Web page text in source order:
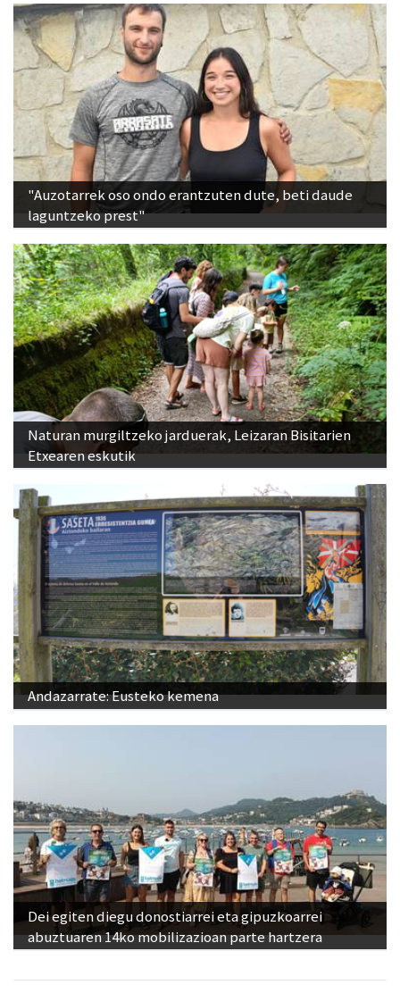
"Auzotarrek oso ondo erantzuten dute, beti daude
laguntzeko prest"
Naturan murgiltzeko jarduerak, Leizaran Bisitarien
Etxearen eskutik
Andazarrate: Eusteko kemena
Dei egiten diegu donostiarrei eta gipuzkoarrei
abuztuaren 14ko mobilizazioan parte hartzera